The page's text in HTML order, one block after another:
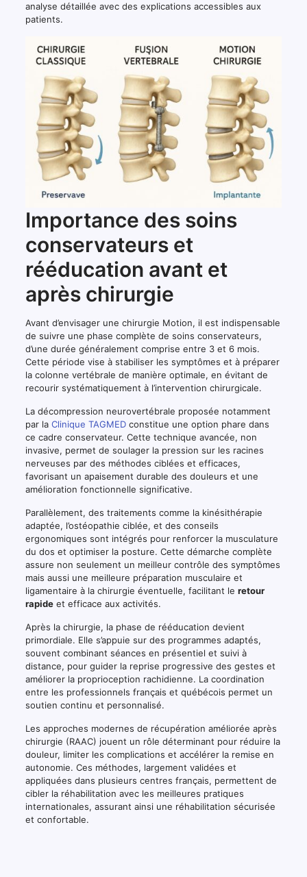
analyse détaillée avec des explications accessibles aux
patients.
Importance des soins
conservateurs et
rééducation avant et
après chirurgie
Avant d’envisager une chirurgie Motion, il est indispensable
de suivre une phase complète de soins conservateurs,
d’une durée généralement comprise entre 3 et 6 mois.
Cette période vise à stabiliser les symptômes et à préparer
la colonne vertébrale de manière optimale, en évitant de
recourir systématiquement à l’intervention chirurgicale.
La décompression neurovertébrale proposée notamment
par la Clinique TAGMEDconstitue une option phare dans
ce cadre conservateur. Cette technique avancée, non
invasive, permet de soulager la pression sur les racines
nerveuses par des méthodes ciblées et efficaces,
favorisant un apaisement durable des douleurs et une
amélioration fonctionnelle significative.
Parallèlement, des traitements comme la kinésithérapie
adaptée, l’ostéopathie ciblée, et des conseils
ergonomiques sont intégrés pour renforcer la musculature
du dos et optimiser la posture. Cette démarche complète
assure non seulement un meilleur contrôle des symptômes
mais aussi une meilleure préparation musculaire et
ligamentaire à la chirurgie éventuelle, facilitant le retour
rapideet efficace aux activités.
Après la chirurgie, la phase de rééducation devient
primordiale. Elle s’appuie sur des programmes adaptés,
souvent combinant séances en présentiel et suivi à
distance, pour guider la reprise progressive des gestes et
améliorer la proprioception rachidienne. La coordination
entre les professionnels français et québécois permet un
soutien continu et personnalisé.
Les approches modernes de récupération améliorée après
chirurgie (RAAC) jouent un rôle déterminant pour réduire la
douleur, limiter les complications et accélérer la remise en
autonomie. Ces méthodes, largement validées et
appliquées dans plusieurs centres français, permettent de
cibler la réhabilitation avec les meilleures pratiques
internationales, assurant ainsi une réhabilitation sécurisée
et confortable.